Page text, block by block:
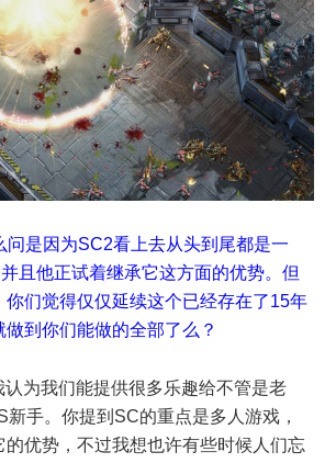
问是因为SC2看上去从头到尾都是一
且他正试着继承它这方面的优势。但
你们觉得仅仅延续这个已经存在了15年
到你们能做的全部了么？
为我们能提供很多乐趣给不管是老
新手。你提到SC的重点是多人游戏，
的优势，不过我想也许有些时候人们忘